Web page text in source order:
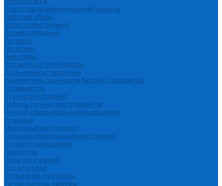
Средства индивидуальной защиты
Рабочая обувь
Электроинструмент
Аккумуляторный
Сетевой
Геодезия
Нивелиры
Угломеры и уклономеры
Дальномеры лазерные
Измерители прочности бетона, пирометры
Курвиметры
Ручной инструмент
Наборы ручных инструментов
Ручной измерительный инструмент
Ножовки
Малярный инструмент
Специализированный инструмент
Строительная химия
Герметики
Пена монтажная
Все для сада
Стремянки, лестницы
Тачки, колеса, камеры